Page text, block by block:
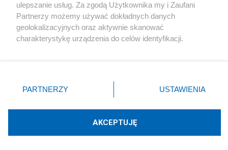
X Facebook Instagram Youtube
Technologię dostarcza:W3media.pl
ulepszanie usług. Za zgodą Użytkownika my i Zaufani
Partnerzy możemy używać dokładnych danych
geolokalizacyjnych oraz aktywnie skanować
charakterystykę urządzenia do celów identyfikacji.
zmienić/wycofać klikając przycisk ustawień prywatności
znajdujący się w lewym dolnym rogu strony
rodzaje przetwarzania danych nie wymagają zgody
użytkownika, ale masz prawo sprzeciwić się takiemu
PARTNERZY USTAWIENIA
AKCEPTUJĘ